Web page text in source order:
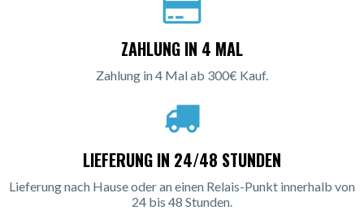
ZAHLUNG IN 4 MAL
Zahlung in 4 Mal ab 300€ Kauf.
LIEFERUNG IN 24/48 STUNDEN
Lieferung nach Hause oder an einen Relais-Punkt innerhalb von
24 bis 48 Stunden.